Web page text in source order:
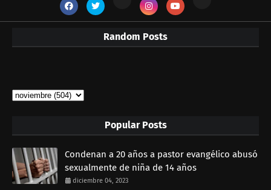
Random Posts
Popular Posts
Condenan a 20 años a pastor evangélico abusó
sexualmente de niña de 14 años
diciembre 04, 2023